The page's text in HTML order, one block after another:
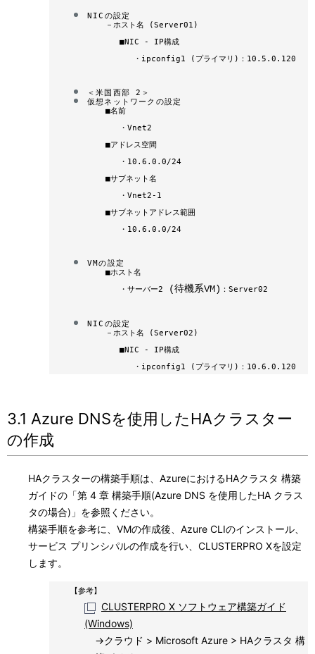
NICの設定
－ ホスト名 (Server01)
■NIC - IP構成
・ ipconfig1 (プライマリ)：10.5.0.120
＜米国西部 2 ＞
仮想ネットワークの設定
■名前
・ Vnet2
■アドレス空間
・ 10.6.0.0/24
■サブネット名
・ Vnet2-1
■サブネットアドレス範囲
・ 10.6.0.0/24
VMの設定
■ホスト名
・ サーバー2 (待機系VM) ：Server02
NICの設定
－ ホスト名 (Server02)
■NIC - IP構成
・ ipconfig1 (プライマリ)：10.6.0.120
3.1 Azure DNSを使用したHAクラスター
の作成
HAクラスターの構築手順は、AzureにおけるHAクラスタ 構築
ガイドの「第 4 章 構築手順(Azure DNS を使用したHA クラス
タの場合)」を参照ください。
構築手順を参考に、VMの作成後、Azure CLIのインストール、
サービス プリンシパルの作成を行い、CLUSTERPRO Xを設定
します。
【参考】
CLUSTERPRO X ソフトウェア構築ガイド
(Windows)
→クラウド > Microsoft Azure > HAクラスタ 構